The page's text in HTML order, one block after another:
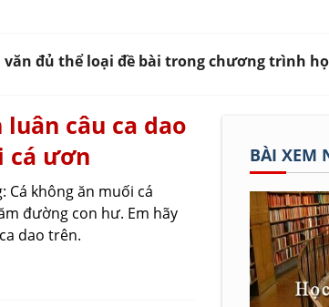
đủ thể loại đề bài trong chương trình
câu ca dao
cá ươn
Cá không ăn muối cá
đường con hư. Em hãy
dao trên.
BÀI XEM